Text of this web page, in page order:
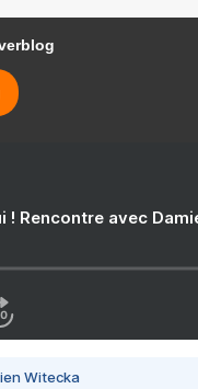
Rencontre avec
Witecka